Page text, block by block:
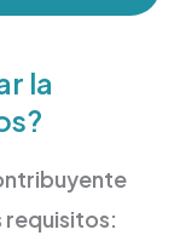
la
requisitos: